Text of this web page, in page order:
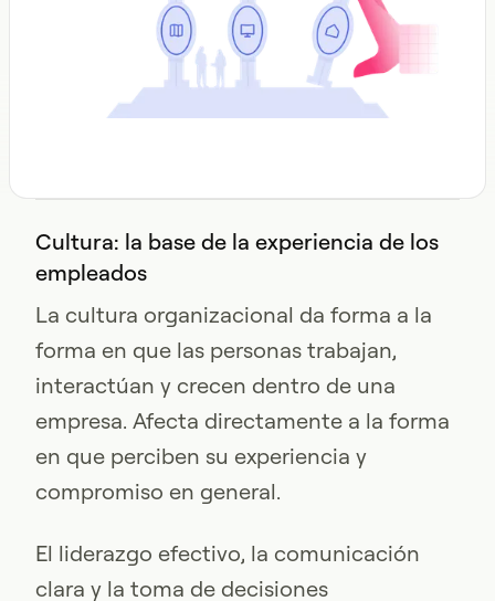
Cultura: la base de la experiencia de los
empleados
La cultura organizacional da forma a la
forma en que las personas trabajan,
interactúan y crecen dentro de una
empresa. Afecta directamente a la forma
en que perciben su experiencia y
compromiso en general.
El liderazgo efectivo, la comunicación
clara y la toma de decisiones